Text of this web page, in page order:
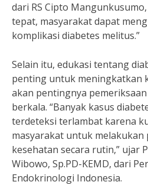
dari RS Cipto
tepat, masyarakat dapat
komplikasi diabetes melitus.”
Selain itu, edukasi tentang
penting untuk meningkatkan
akan pentingnya
berkala. “Banyak kasus
terdeteksi terlambat karena
masyarakat untuk melakukan
kesehatan secara rutin,” ujar
Wibowo, Sp.PD-KEMD, dari
Endokrinologi Indonesia.